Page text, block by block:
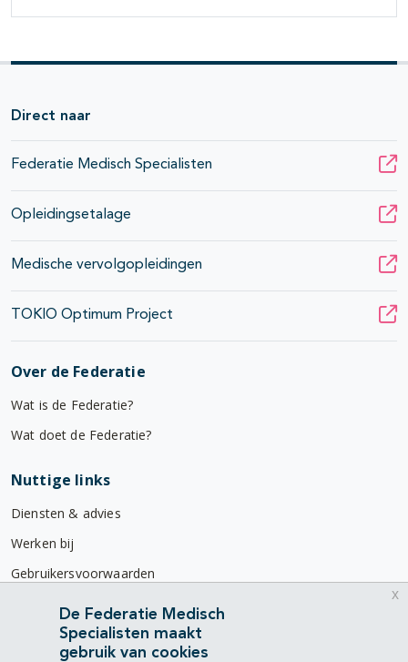
Direct naar
Federatie Medisch Specialisten
Opleidingsetalage
Medische vervolgopleidingen
TOKIO Optimum Project
Over de Federatie
Wat is de Federatie?
Wat doet de Federatie?
Nuttige links
Diensten & advies
Werken bij
Gebruikersvoorwaarden
Privacyverklaring
Contact
De Federatie Medisch
Specialisten maakt
gebruik van cookies
x